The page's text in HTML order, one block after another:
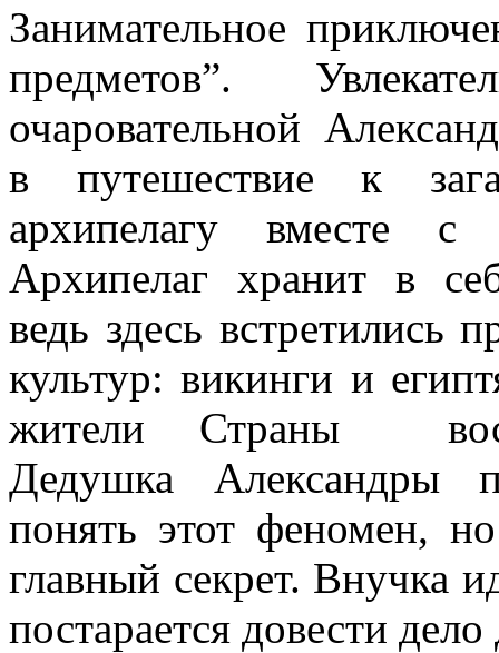
Занимательное
предметов”.
очаровательной
в путешествие к
архипелагу вместе с
Архипелаг хранит в
ведь здесь встретились
культур: викинги и
жители Страны
Дедушка Александры
понять этот феномен,
главный секрет. Внучка
постарается довести